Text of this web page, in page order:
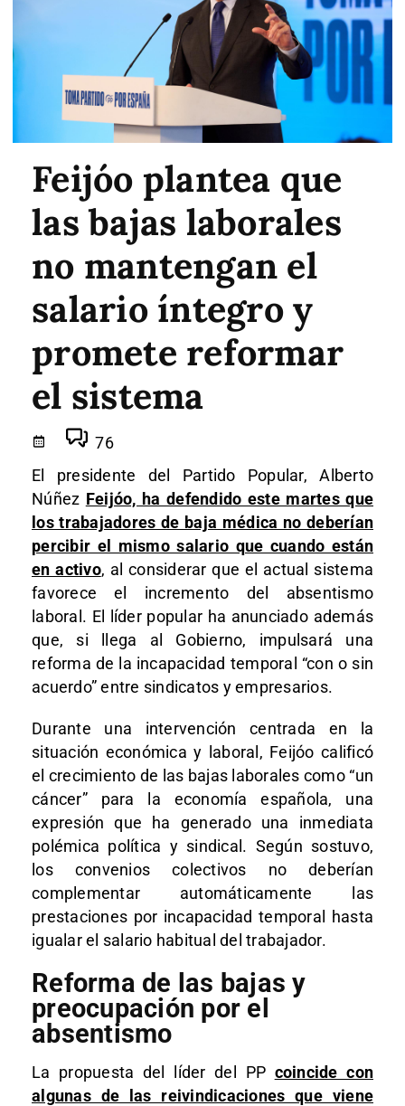
Feijóo plantea que
las bajas laborales
no mantengan el
salario íntegro y
promete reformar
el sistema
76
El presidente del Partido Popular, Alberto
Núñez Feijóo, ha defendido este martes que
los trabajadores de baja médica no deberían
percibir el mismo salario que cuando están
en activo, al considerar que el actual sistema
favorece el incremento del absentismo
laboral. El líder popular ha anunciado además
que, si llega al Gobierno, impulsará una
reforma de la incapacidad temporal “con o sin
acuerdo” entre sindicatos y empresarios.
Durante una intervención centrada en la
situación económica y laboral, Feijóo calificó
el crecimiento de las bajas laborales como “un
cáncer” para la economía española, una
expresión que ha generado una inmediata
polémica política y sindical. Según sostuvo,
los convenios colectivos no deberían
complementar automáticamente las
prestaciones por incapacidad temporal hasta
igualar el salario habitual del trabajador.
Reforma de las bajas y
preocupación por el
absentismo
La propuesta del líder del PP coincide con
algunas de las reivindicaciones que viene